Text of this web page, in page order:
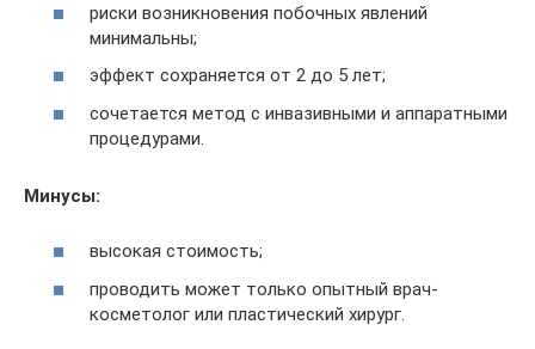
риски возникновения побочных явлений
минимальны;
эффект сохраняется от 2 до 5 лет;
сочетается метод с инвазивными и аппаратными
процедурами.
Минусы:
высокая стоимость;
проводить может только опытный врач-
косметолог или пластический хирург.